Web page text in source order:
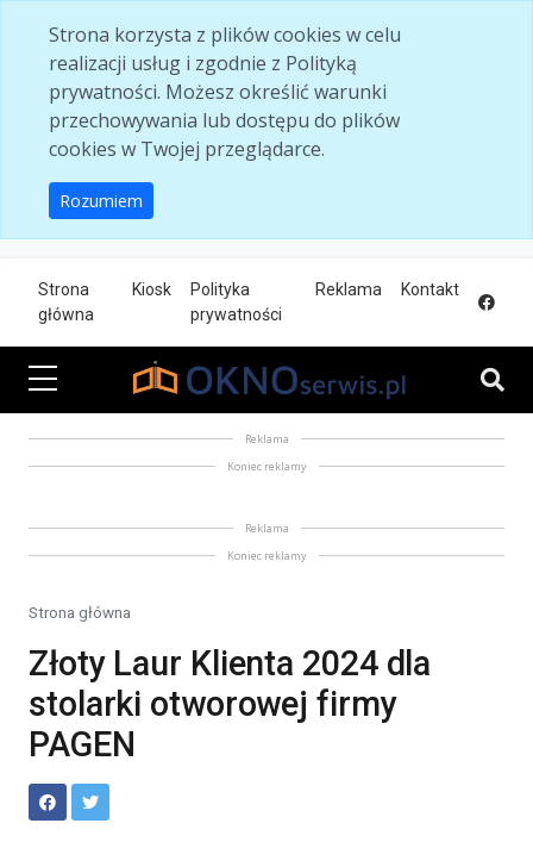
Strona korzysta z plików cookies w celu
realizacji usług i zgodnie z Polityką
prywatności. Możesz określić warunki
przechowywania lub dostępu do plików
cookies w Twojej przeglądarce.
Rozumiem
Strona
główna
Kiosk
Polityka
prywatności
Reklama Kontakt
Reklama
Koniec reklamy
Reklama
Koniec reklamy
Strona główna
Złoty Laur Klienta 2024 dla
stolarki otworowej firmy
PAGEN